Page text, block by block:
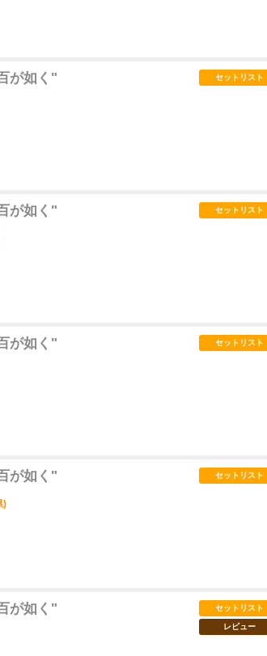
が如く" セットリスト
が如く" セットリスト
が如く" セットリスト
が如く"
)
セットリスト
が如く" セットリスト
レビュー